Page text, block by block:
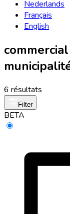
Nederlands
Français
English
6 résultats
Filter
BETA